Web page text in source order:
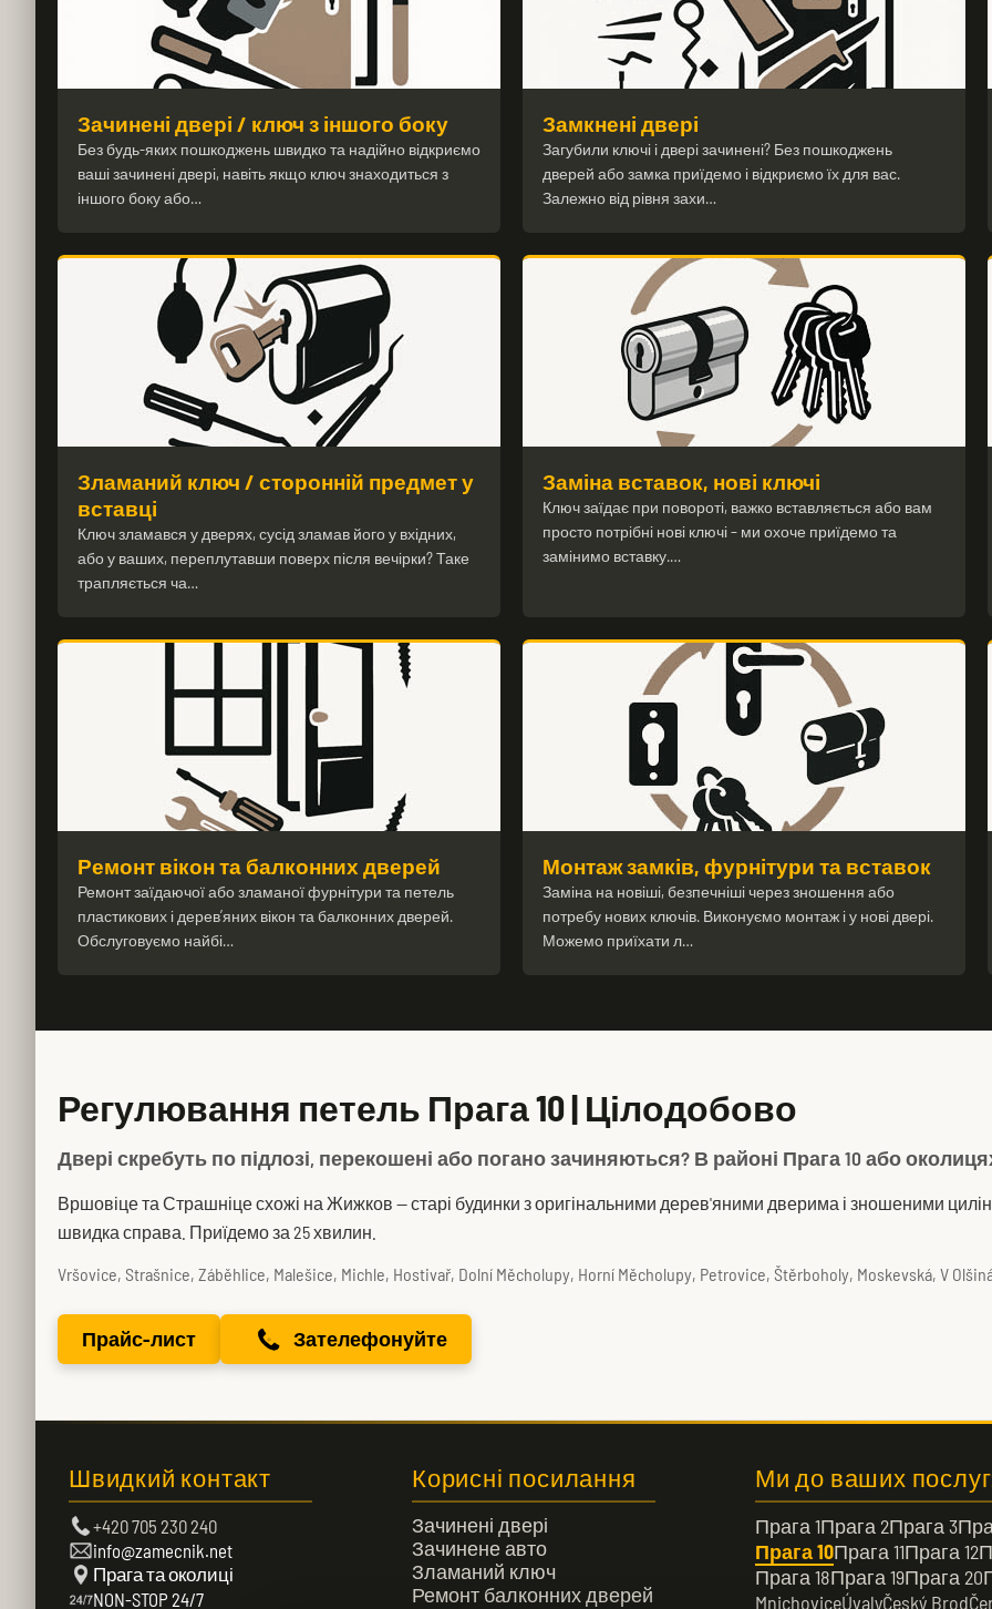
Зачинені двері / ключ з іншого боку
Без будь-яких пошкоджень швидко та надійно відкриємо
ваші зачинені двері, навіть якщо ключ знаходиться з
іншого боку або…
Замкнені двері
Загубили ключі і двері зачинені? Без пошкоджень
дверей або замка приїдемо і відкриємо їх для вас.
Залежно від рівня захи…
Зламаний ключ / сторонній предмет у
вставці
Ключ зламався у дверях, сусід зламав його у вхідних,
або у ваших, переплутавши поверх після вечірки? Таке
трапляється ча…
Заміна вставок, нові ключі
Ключ заїдає при повороті, важко вставляється або вам
просто потрібні нові ключі – ми охоче приїдемо та
замінимо вставку.…
Ремонт вікон та балконних дверей
Ремонт заїдаючої або зламаної фурнітури та петель
пластикових і дерев’яних вікон та балконних дверей.
Обслуговуємо найбі…
Монтаж замків, фурнітури та вставок
Заміна на новіші, безпечніші через зношення або
потребу нових ключів. Виконуємо монтаж і у нові двері.
Можемо приїхати л…
Регулювання петель Прага 10 | Цілодобово
Двері скребуть по підлозі, перекошені або погано зачиняються? В районі Прага 10 або
Вршовіце та Страшніце схожі на Жижков — старі будинки з оригінальними дерев'яними дверима і зношеними
швидка справа. Приїдемо за 25 хвилин.
Vršovice, Strašnice, Záběhlice, Malešice, Michle, Hostivař, Dolní Měcholupy, Horní Měcholupy, Petrovice, Štěrboholy, Moskevská, V
Прайс-лист Зателефонуйте
Швидкий контакт
+420 705 230 240
info@zamecnik.net
Прага та околиці
NON-STOP 24/7
Корисні посилання
Зачинені двері
Зачинене авто
Зламаний ключ
Ремонт балконних дверей
Ми до ваших
Прага 1Прага 2Прага 3
Прага 10Прага 11Прага 12
Прага 18Прага 19Прага 20
MnichoviceÚvalyČeský Brod